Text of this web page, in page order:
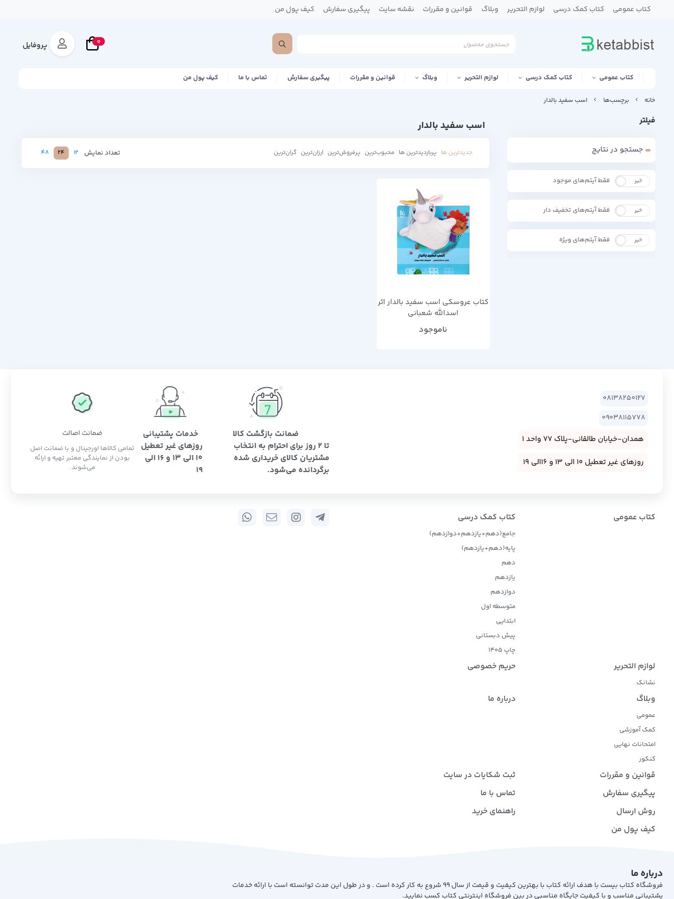
کتاب عمومی کتاب کمک درسی لوازم التحریر وبلاگ قوانین و مقررات نقشه سایت پیگیری سفارش کیف پول من
0 پروفایل
کتاب عمومی کتاب کمک درسی لوازم التحریر وبلاگ قوانین و مقررات پیگیری سفارش تماس با ما کیف پول من
خانه برچسب‌ها اسب سفید بالدار
فیلتر
جستجو در نتایج
بله خیر فقط آیتم‌های موجود
بله خیر فقط آیتم‌های تخفیف دار
بله خیر فقط آیتم‌های ویژه
اسب سفید بالدار
جدیدترین ها پربازدیدترین ها محبوب‌‌ترین پرفروش‌ترین ارزان‌ترین گران‌ترین تعداد نمایش 12
24
48
کتاب عروسکی اسب سفید بالدار اثر
اسدالله شعبانی
ناموجود
08138250127
09038115778
همدان-خیابان طالقانی-پلاک 77 واحد 1
روزهای غیر تعطیل 10 الی 13 و 16الی 19
ضمانت بازگشت کالا
تا 2 روز برای احترام به انتخاب
مشتریان کالای خریداری شده
برگردانده می‌شود.
خدمات پشتیبانی
روزهای غیر تعطیل
10 الی 13 و 16 الی
19
ضمانت اصالت
تمامی کالاها اورجینال و با ضمانت اصل
بودن از نمایندگی معتبر تهیه و ارائه
می‌شوند.
کتاب عمومی کتاب کمک درسی
جامع(دهم+یازدهم+دوازدهم)
پایه(دهم+یازدهم)
دهم
یازدهم
دوازدهم
متوسطه اول
ابتدایی
پیش دبستانی
چاپ 1405
لوازم التحریر
نشانک
حریم خصوصی
وبلاگ
عمومی
کمک آموزشی
امتحانات نهایی
کنکور
درباره ما
قوانین و مقررات
ثبت شکایات در سایت
پیگیری سفارش
تماس با ما
روش ارسال
راهنمای خرید
کیف پول من
درباره ما
فروشگاه کتاب بیست با هدف ارائه کتاب با بهترین کیفیت و قیمت از سال 99 شروع به کار کرده است . و در طول این مدت توانسته است با ارائه خدمات
پشتیبانی مناسب و با کیفیت جایگاه مناسبی در بین فروشگاه اینترنتی کتاب کسب نمایید.